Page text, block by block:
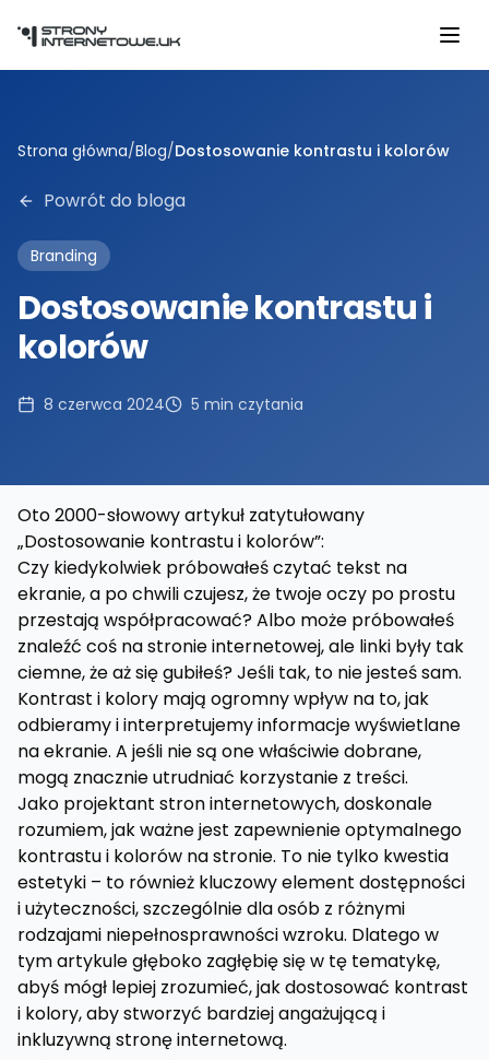
Strona główna/Blog/Dostosowanie kontrastu i kolorów
Powrót do bloga
Branding
Dostosowanie kontrastu i
kolorów
8 czerwca 2024 5 min czytania
Oto 2000-słowowy artykuł zatytułowany
„Dostosowanie kontrastu i kolorów”:
Czy kiedykolwiek próbowałeś czytać tekst na
ekranie, a po chwili czujesz, że twoje oczy po prostu
przestają współpracować? Albo może próbowałeś
znaleźć coś na stronie internetowej, ale linki były tak
ciemne, że aż się gubiłeś? Jeśli tak, to nie jesteś sam.
Kontrast i kolory mają ogromny wpływ na to, jak
odbieramy i interpretujemy informacje wyświetlane
na ekranie. A jeśli nie są one właściwie dobrane,
mogą znacznie utrudniać korzystanie z treści.
Jako projektant stron internetowych, doskonale
rozumiem, jak ważne jest zapewnienie optymalnego
kontrastu i kolorów na stronie. To nie tylko kwestia
estetyki – to również kluczowy element dostępności
i użyteczności, szczególnie dla osób z różnymi
rodzajami niepełnosprawności wzroku. Dlatego w
tym artykule głęboko zagłębię się w tę tematykę,
abyś mógł lepiej zrozumieć, jak dostosować kontrast
i kolory, aby stworzyć bardziej angażującą i
inkluzywną stronę internetową.